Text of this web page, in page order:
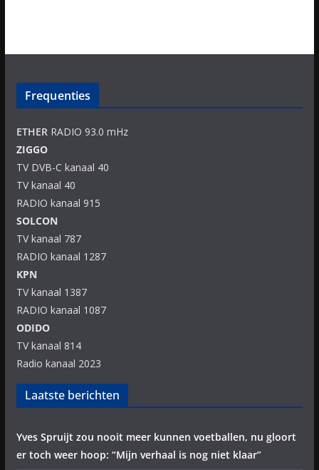
Frequenties
ETHERRADIO 93.0 mHz
ZIGGO
TV DVB-C kanaal 40
TV kanaal 40
RADIO kanaal 915
SOLCON
TV kanaal 787
RADIO kanaal 1287
KPN
TV kanaal 1387
RADIO kanaal 1087
ODIDO
TV kanaal 814
Radio kanaal 2023
Laatste berichten
Yves Spruijt zou nooit meer kunnen voetballen, nu gloort
er toch weer hoop: “Mijn verhaal is nog niet klaar”